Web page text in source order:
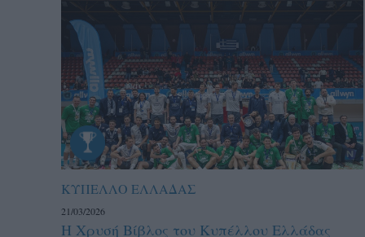
ΚΥΠΕΛΛΟ ΕΛΛΑΔΑΣ
21/03/2026
Η Χρυσή Βίβλος του Κυπέλλου Ελλάδας